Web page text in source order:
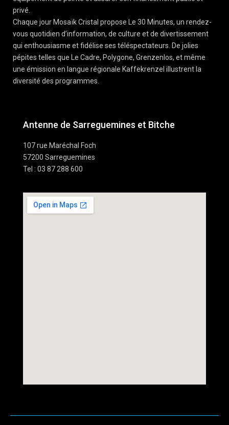
privé.
Chaque jour Mosaïk Cristal propose Le 30 Minutes, un rendez-
vous quotidien d’information, de culture et de divertissement
qui enthousiasme et fidélise ses téléspectateurs. De jolies
pépites telles que Le Cadre, Polygone, Grenzenlos, et même
une émission en langue régionale Kaffekrenzel illustrent la
diversité des programmes.
Antenne de Sarreguemines et Bitche
107 rue Maréchal Foch
57200 Sarreguemines
Tel : 03 87 288 600